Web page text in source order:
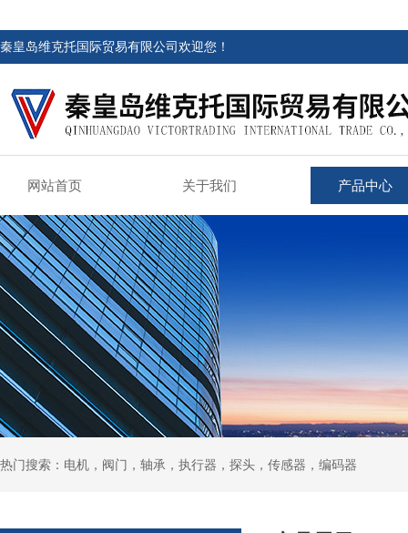
秦皇岛维克托国际贸易有限公司欢迎您！
网站首页 关于我们 产品中心
热门搜索：电机，阀门，轴承，执行器，探头，传感器，编码器